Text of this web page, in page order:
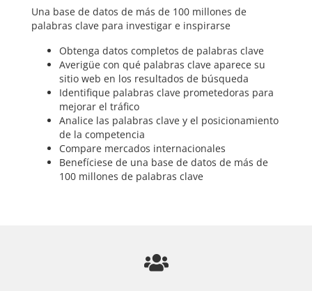
Una base de datos de más de 100 millones de
palabras clave para investigar e inspirarse
Obtenga datos completos de palabras clave
Averigüe con qué palabras clave aparece su
sitio web en los resultados de búsqueda
Identifique palabras clave prometedoras para
mejorar el tráfico
Analice las palabras clave y el posicionamiento
de la competencia
Compare mercados internacionales
Benefíciese de una base de datos de más de
100 millones de palabras clave